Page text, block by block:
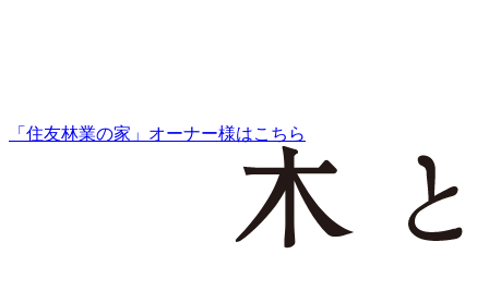
「住友林業の家」オーナー様はこちら